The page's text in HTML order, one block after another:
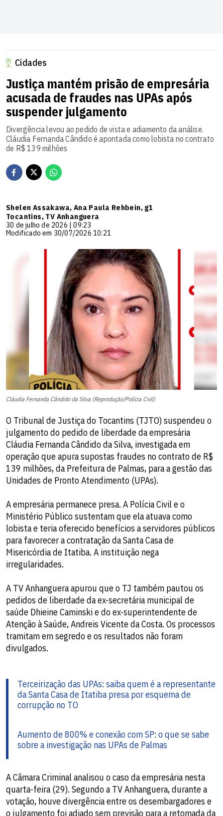
Cidades
Justiça mantém prisão de empresária
acusada de fraudes nas UPAs após
suspender julgamento
Divergência levou ao pedido de vista e adiamento da análise.
Cláudia Fernanda Cândido é apontada como lobista no contrato
de R$ 139 milhões
Shelen Assakawa, Ana Paula Rehbein, g1
Tocantins, TV Anhanguera
30 de julho de 2026 | 09:23
Modificado em 30/07/2026 10:21
Cláudia Fernanda Cândido da Silva (Reprodução/Polícia Civil)
O Tribunal de Justiça do Tocantins (TJTO) suspendeu o
julgamento do pedido de liberdade da empresária
Cláudia Fernanda Cândido da Silva, investigada em
operação que apura supostas fraudes no contrato de R$
139 milhões, da Prefeitura de Palmas, para a gestão das
Unidades de Pronto Atendimento (UPAs).
A empresária permanece presa. A Polícia Civil e o
Ministério Público sustentam que ela atuava como
lobista e teria oferecido benefícios a servidores públicos
para favorecer a contratação da Santa Casa de
Misericórdia de Itatiba. A instituição nega
irregularidades.
A TV Anhanguera apurou que o TJ também pautou os
pedidos de liberdade da ex-secretária municipal de
saúde Dhieine Caminski e do ex-superintendente de
Atenção à Saúde, Andreis Vicente da Costa. Os processos
tramitam em segredo e os resultados não foram
divulgados.
Terceirização das UPAs: saiba quem é a representante
da Santa Casa de Itatiba presa por esquema de
corrupção no TO
Aumento de 800% e conexão com SP: o que se sabe
sobre a investigação nas UPAs de Palmas
A Câmara Criminal analisou o caso da empresária nesta
quarta-feira (29). Segundo a TV Anhanguera, durante a
votação, houve divergência entre os desembargadores e
o julgamento foi adiado sem previsão para a retomada da